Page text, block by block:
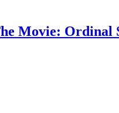
Movie: Ordinal